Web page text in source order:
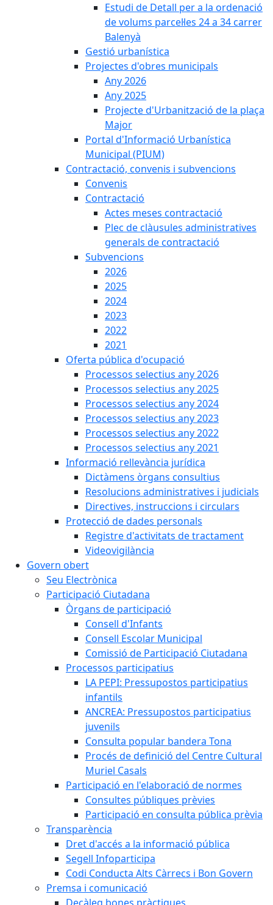
Estudi de Detall per a la ordenació
de volums parcel·les 24 a 34 carrer
Balenyà
Gestió urbanística
Projectes d'obres municipals
Any 2026
Any 2025
Projecte d'Urbanització de la plaça
Major
Portal d'Informació Urbanística
Municipal (PIUM)
Contractació, convenis i subvencions
Convenis
Contractació
Actes meses contractació
Plec de clàusules administratives
generals de contractació
Subvencions
2026
2025
2024
2023
2022
2021
Oferta pública d'ocupació
Processos selectius any 2026
Processos selectius any 2025
Processos selectius any 2024
Processos selectius any 2023
Processos selectius any 2022
Processos selectius any 2021
Informació rellevància jurídica
Dictàmens òrgans consultius
Resolucions administratives i judicials
Directives, instruccions i circulars
Protecció de dades personals
Registre d'activitats de tractament
Videovigilància
Govern obert
Seu Electrònica
Participació Ciutadana
Òrgans de participació
Consell d'Infants
Consell Escolar Municipal
Comissió de Participació Ciutadana
Processos participatius
LA PEPI: Pressupostos participatius
infantils
ANCREA: Pressupostos participatius
juvenils
Consulta popular bandera Tona
Procés de definició del Centre Cultural
Muriel Casals
Participació en l'elaboració de normes
Consultes públiques prèvies
Participació en consulta pública prèvia
Transparència
Dret d'accés a la informació pública
Segell Infoparticipa
Codi Conducta Alts Càrrecs i Bon Govern
Premsa i comunicació